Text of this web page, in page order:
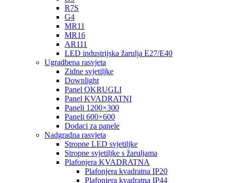
R7S
G4
MR11
MR16
AR111
LED industrijska žarulja E27/E40
Ugradbena rasvjeta
Zidne svjetiljke
Downlight
Panel OKRUGLI
Panel KVADRATNI
Paneli 1200×300
Paneli 600×600
Dodaci za panele
Nadgradna rasvjeta
Stropne LED svjetiljke
Stropne svjetiljke s žaruljama
Plafonjera KVADRATNA
Plafonjera kvadratna IP20
Plafonjera kvadratna IP44